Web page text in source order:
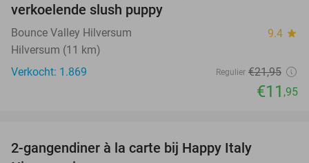
verkoelende slush puppy
Bounce Valley Hilversum 9.4 star
Hilversum (11 km)
Verkocht: 1.869
Regulier €21,95
€11 ,95
2-gangendiner à la carte bij Happy Italy